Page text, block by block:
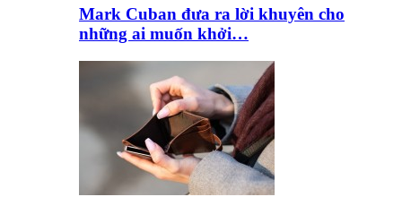
Mark Cuban đưa ra lời khuyên cho
những ai muốn khởi…